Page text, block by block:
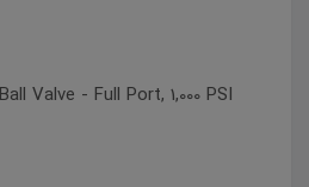
Valve - Full Port, 1,000 PSI